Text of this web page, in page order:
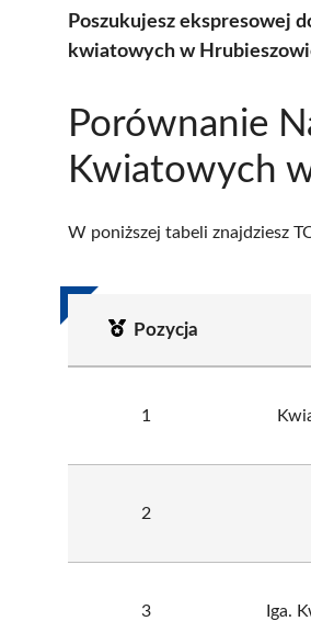
Poszukujesz ekspresowej
kwiatowych w
Porównanie
Kwiatowych
W poniższej tabeli znajdziesz
Pozycja
1
2
3 Iga.